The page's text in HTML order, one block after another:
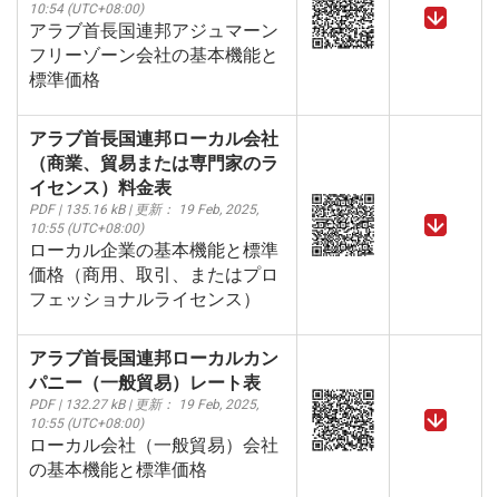
10:54 (UTC+08:00)
アラブ首長国連邦アジュマーン
フリーゾーン会社の基本機能と
標準価格
アラブ首長国連邦ローカル会社
（商業、貿易または専門家のラ
イセンス）料金表
PDF | 135.16 kB | 更新： 19 Feb, 2025,
10:55 (UTC+08:00)
ローカル企業の基本機能と標準
価格（商用、取引、またはプロ
フェッショナルライセンス）
アラブ首長国連邦ローカルカン
パニー（一般貿易）レート表
PDF | 132.27 kB | 更新： 19 Feb, 2025,
10:55 (UTC+08:00)
ローカル会社（一般貿易）会社
の基本機能と標準価格